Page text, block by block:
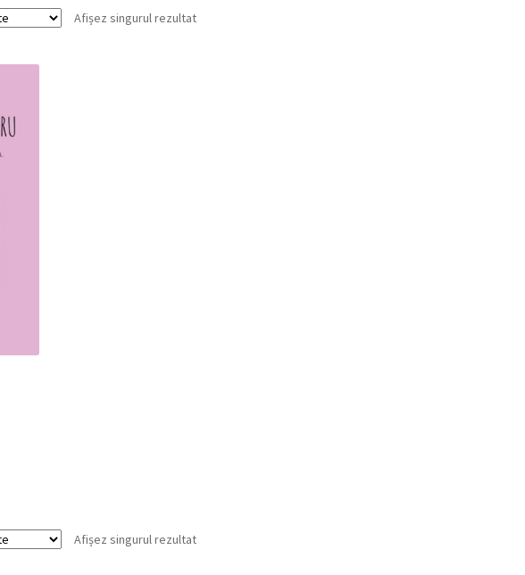
Afișez singurul rezultat
Afișez singurul rezultat